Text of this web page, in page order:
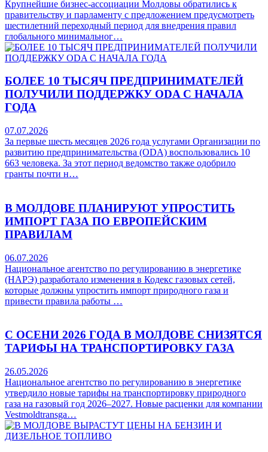
Крупнейшие бизнес-ассоциации Молдовы обратились к
правительству и парламенту с предложением предусмотреть
шестилетний переходный период для внедрения правил
глобального минимальног…
БОЛЕЕ 10 ТЫСЯЧ ПРЕДПРИНИМАТЕЛЕЙ
ПОЛУЧИЛИ ПОДДЕРЖКУ ODA С НАЧАЛА
ГОДА
07.07.2026
За первые шесть месяцев 2026 года услугами Организации по
развитию предпринимательства (ODA) воспользовались 10
663 человека. За этот период ведомство также одобрило
гранты почти н…
В МОЛДОВЕ ПЛАНИРУЮТ УПРОСТИТЬ
ИМПОРТ ГАЗА ПО ЕВРОПЕЙСКИМ
ПРАВИЛАМ
06.07.2026
Национальное агентство по регулированию в энергетике
(НАРЭ) разработало изменения в Кодекс газовых сетей,
которые должны упростить импорт природного газа и
привести правила работы …
С ОСЕНИ 2026 ГОДА В МОЛДОВЕ СНИЗЯТСЯ
ТАРИФЫ НА ТРАНСПОРТИРОВКУ ГАЗА
26.05.2026
Национальное агентство по регулированию в энергетике
утвердило новые тарифы на транспортировку природного
газа на газовый год 2026–2027. Новые расценки для компании
Vestmoldtransga…